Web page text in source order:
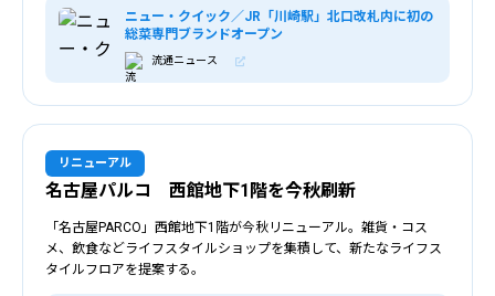
ニュー・クイック／JR「川崎駅」北口改札内に初の
総菜専門ブランドオープン
流通ニュース
名古屋パルコ 西館地下1階を今秋刷新
リニューアル
「名古屋PARCO」西館地下1階が今秋リニューアル。雑貨・コス
メ、飲食などライフスタイルショップを集積して、新たなライフス
タイルフロアを提案する。